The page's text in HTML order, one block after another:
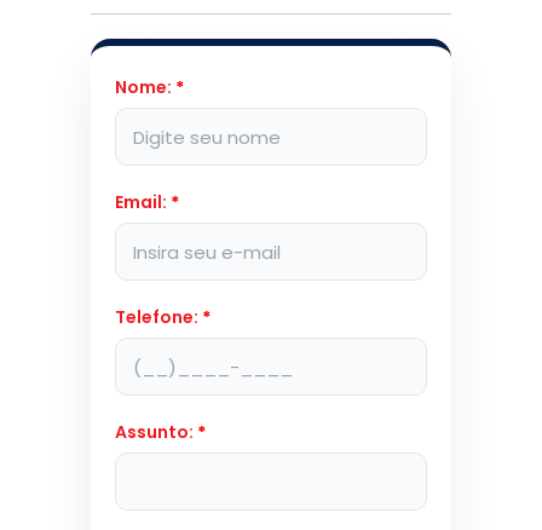
Nome: *
Email: *
Telefone: *
Assunto: *